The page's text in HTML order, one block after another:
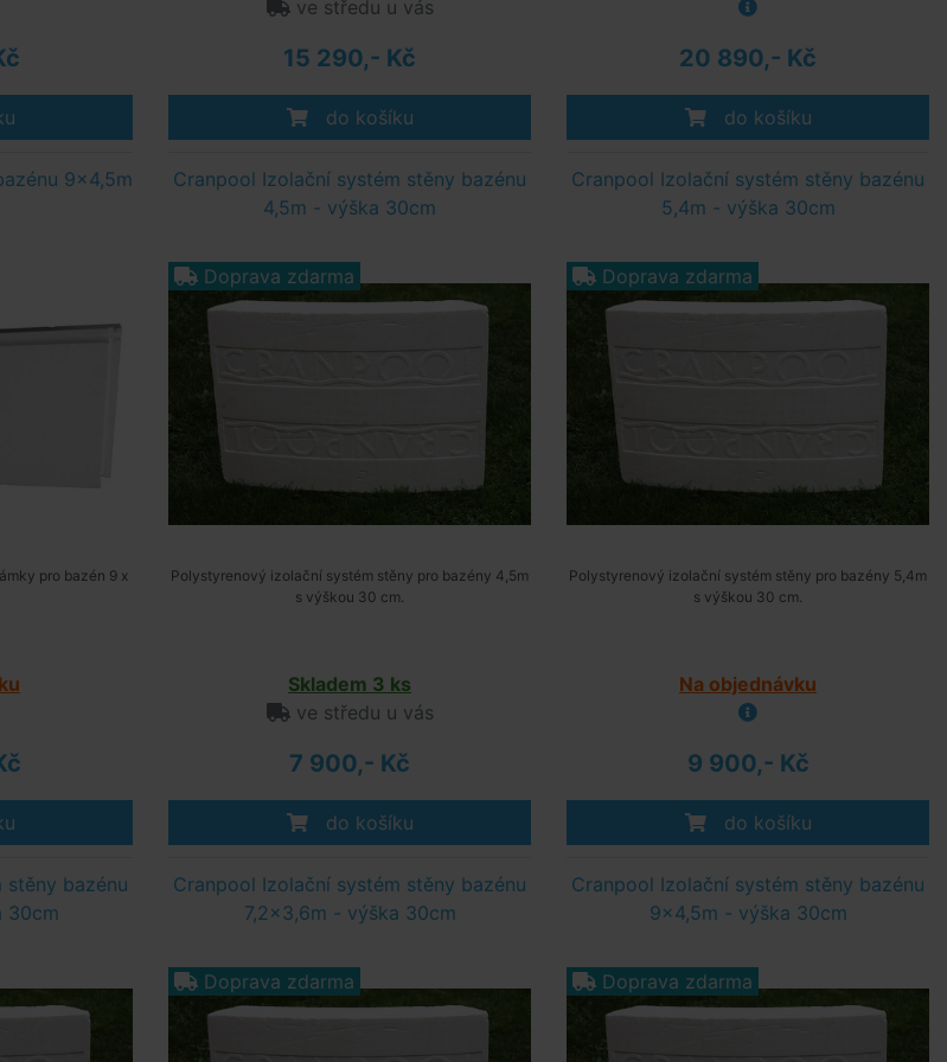
ve středu u vás
15 290,- Kč
do košíku
20 890,- Kč
do košíku
9x4,5m
pro bazén 9 x
Cranpool Izolační systém stěny bazénu
4,5m - výška 30cm
Doprava zdarma
Polystyrenový izolační systém stěny pro bazény 4,5m
s výškou 30 cm.
Skladem 3 ks
ve středu u vás
7 900,- Kč
do košíku
Cranpool Izolační systém stěny bazénu
5,4m - výška 30cm
Doprava zdarma
Polystyrenový izolační systém stěny pro bazény 5,4m
s výškou 30 cm.
Na objednávku
9 900,- Kč
do košíku
stěny bazénu
30cm
Cranpool Izolační systém stěny bazénu
7,2x3,6m - výška 30cm
Doprava zdarma
Cranpool Izolační systém stěny bazénu
9x4,5m - výška 30cm
Doprava zdarma